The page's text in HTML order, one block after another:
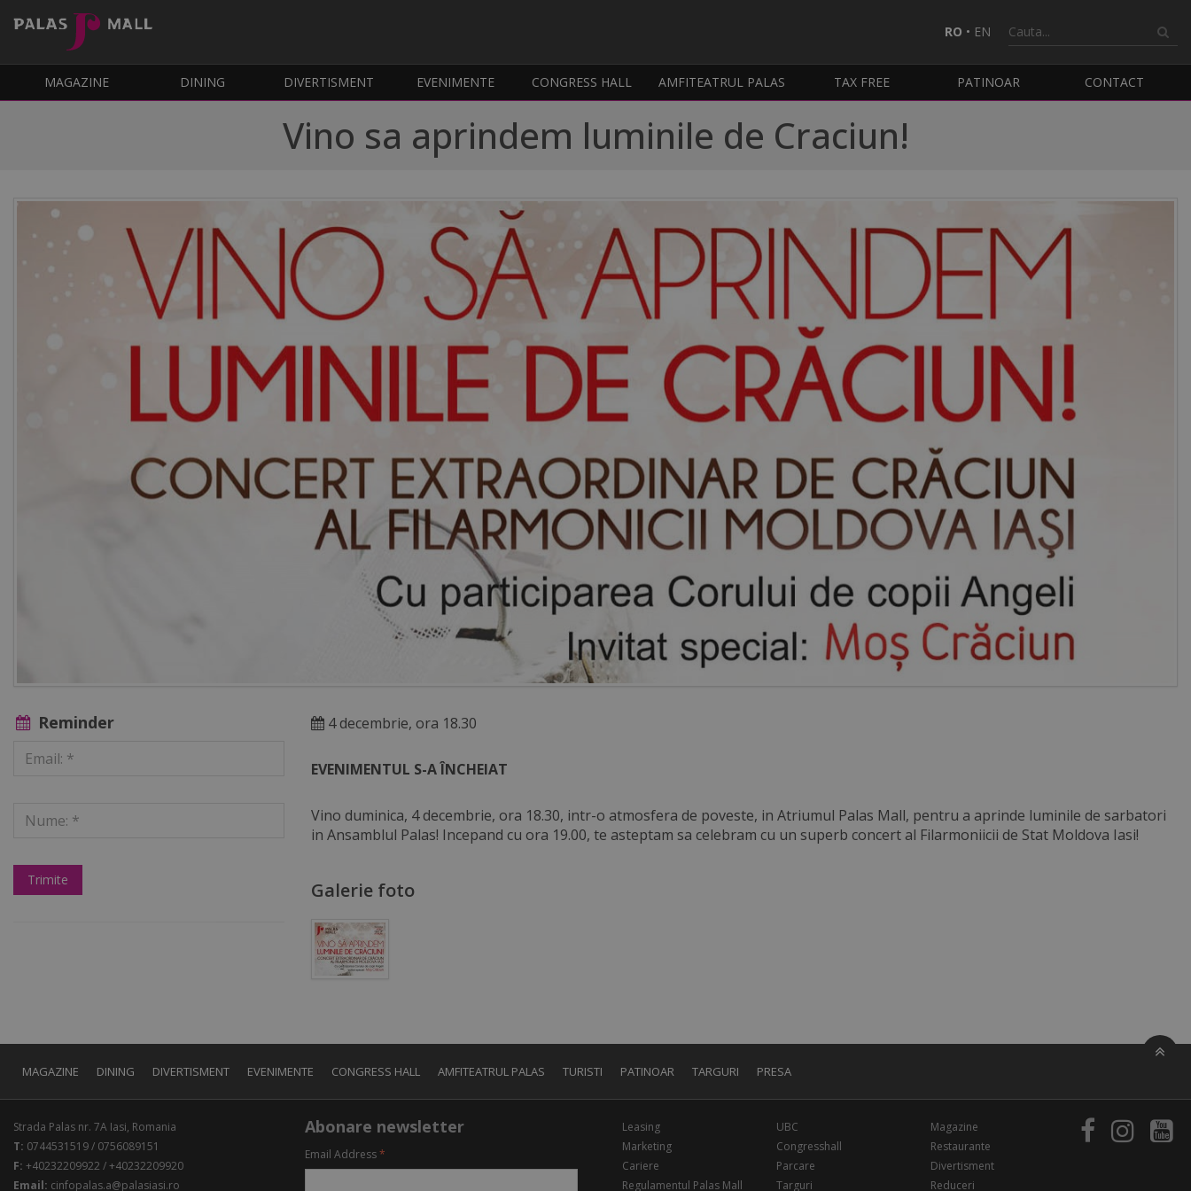
RO • EN
MAGAZINE DINING DIVERTISMENT EVENIMENTE CONGRESS HALL AMFITEATRUL PALAS TAX FREE PATINOAR CONTACT
Vino sa aprindem luminile de Craciun!
4 decembrie, ora 18.30
EVENIMENTUL S-A ÎNCHEIAT
Vino duminica, 4 decembrie, ora 18.30, intr-o atmosfera de poveste, in Atriumul Palas Mall, pentru a aprinde luminile de sarbatori
in Ansamblul Palas! Incepand cu ora 19.00, te asteptam sa celebram cu un superb concert al Filarmoniicii de Stat Moldova Iasi!
Galerie foto
Reminder
MAGAZINE DINING DIVERTISMENT EVENIMENTE CONGRESS HALL AMFITEATRUL PALAS TURISTI PATINOAR TARGURI PRESA
Strada Palas nr. 7A Iasi, Romania
T: 0744531519 / 0756089151
F: +40232209922 / +40232209920
Email: cinfopalas.a@palasiasi.ro
Abonare newsletter
Email Address*
Leasing
Marketing
Cariere
Regulamentul Palas Mall
UBC
Congresshall
Parcare
Targuri
Magazine
Restaurante
Divertisment
Reduceri